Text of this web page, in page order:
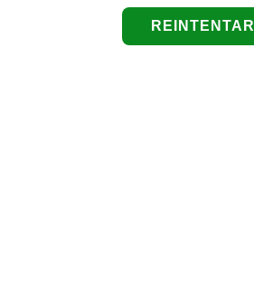
REINTENTAR